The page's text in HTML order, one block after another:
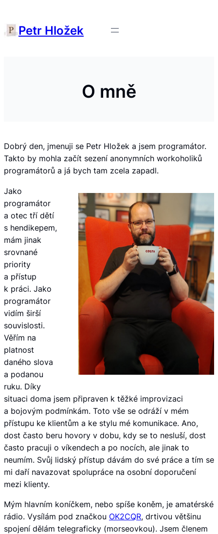
Petr Hložek
O mně
Dobrý den, jmenuji se Petr Hložek a jsem programátor.
Takto by mohla začít sezení anonymních workoholiků
programátorů a já bych tam zcela zapadl.
Jako
programátor
a otec tří dětí
s hendikepem,
mám jinak
srovnané
priority
a přístup
k práci. Jako
programátor
vidím širší
souvislosti.
Věřím na
platnost
daného slova
a podanou
ruku. Díky
situaci doma jsem připraven k těžké improvizaci
a bojovým podmínkám. Toto vše se odráží v mém
přístupu ke klientům a ke stylu mé komunikace. Ano,
dost často beru hovory v dobu, kdy se to nesluší, dost
často pracuji o víkendech a po nocích, ale jinak to
neumím. Svůj lidský přístup dávám do své práce a tím se
mi daří navazovat spolupráce na osobní doporučení
mezi klienty.
Mým hlavním koníčkem, nebo spíše koněm, je amatérské
rádio. Vysílám pod značkou OK2CQR, drtivou většinu
spojení dělám telegraficky (morseovkou). Jsem členem